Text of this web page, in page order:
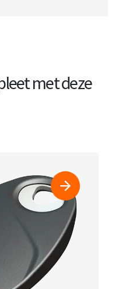
met deze